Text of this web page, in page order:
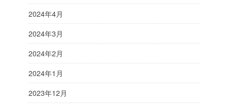
2024年4月
2024年3月
2024年2月
2024年1月
2023年12月